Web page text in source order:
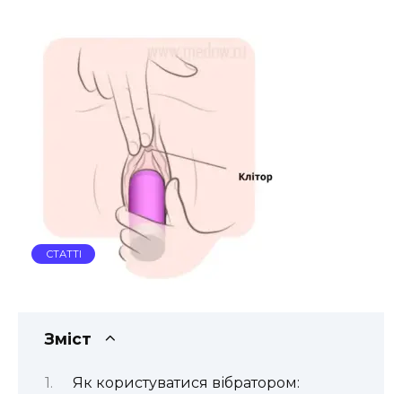
СТАТТІ
Зміст
Як користуватися вібратором: